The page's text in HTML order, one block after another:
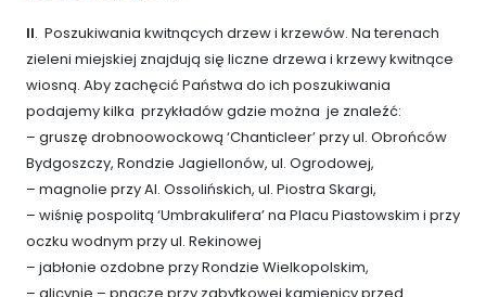
II. Poszukiwania kwitnących drzew i krzewów. Na terenach
zieleni miejskiej znajdują się liczne drzewa i krzewy kwitnące
wiosną. Aby zachęcić Państwa do ich poszukiwania
podajemy kilka przykładów gdzie można je znaleźć:
– gruszę drobnoowockową ‘Chanticleer’ przy ul. Obrońców
Bydgoszczy, Rondzie Jagiellonów, ul. Ogrodowej,
– magnolie przy Al. Ossolińskich, ul. Piostra Skargi,
– wiśnię pospolitą ‘Umbrakulifera’ na Placu Piastowskim i przy
oczku wodnym przy ul. Rekinowej
– jabłonie ozdobne przy Rondzie Wielkopolskim,